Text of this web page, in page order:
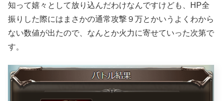
知って嬉々として放り込んだわけなんですけども、HP全
振りした際にはまさかの通常攻撃９万とかいうよくわから
ない数値が出たので、なんとか火力に寄せていった次第で
す。